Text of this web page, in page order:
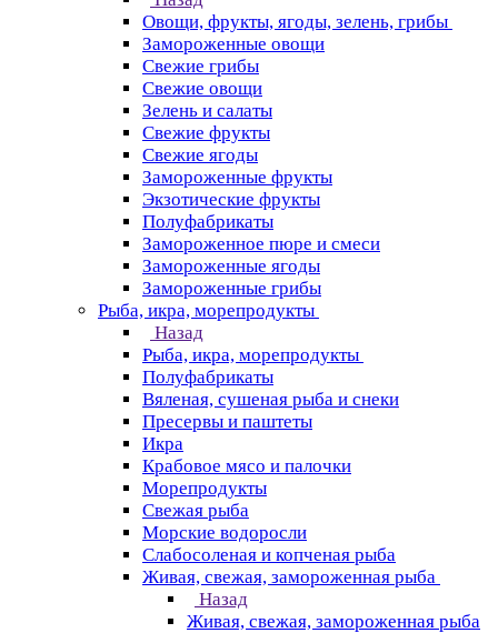
Овощи, фрукты, ягоды, зелень, грибы
Замороженные овощи
Свежие грибы
Свежие овощи
Зелень и салаты
Свежие фрукты
Свежие ягоды
Замороженные фрукты
Экзотические фрукты
Полуфабрикаты
Замороженное пюре и смеси
Замороженные ягоды
Замороженные грибы
Рыба, икра, морепродукты
Назад
Рыба, икра, морепродукты
Полуфабрикаты
Вяленая, сушеная рыба и снеки
Пресервы и паштеты
Икра
Крабовое мясо и палочки
Морепродукты
Свежая рыба
Морские водоросли
Слабосоленая и копченая рыба
Живая, свежая, замороженная рыба
Назад
Живая, свежая, замороженная рыба